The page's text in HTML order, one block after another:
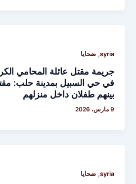
syria
,ضحايا
جريمة مقتل عائلة المحامي
في حي السبيل بمدينة حلب:
بينهم طفلان داخل منزلهم
9 مارس، 2026
syria
,ضحايا